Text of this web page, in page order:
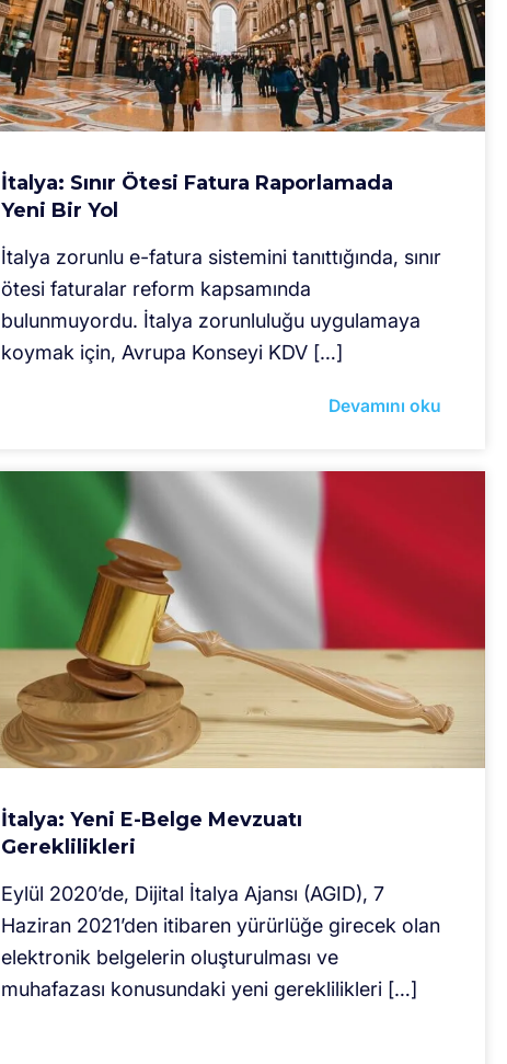
İtalya: Sınır Ötesi Fatura Raporlamada
Yeni Bir Yol
İtalya zorunlu e-fatura sistemini tanıttığında, sınır
ötesi faturalar reform kapsamında
bulunmuyordu. İtalya zorunluluğu uygulamaya
koymak için, Avrupa Konseyi KDV […]
Devamını oku
İtalya: Yeni E-Belge Mevzuatı
Gereklilikleri
Eylül 2020’de, Dijital İtalya Ajansı (AGID), 7
Haziran 2021’den itibaren yürürlüğe girecek olan
elektronik belgelerin oluşturulması ve
muhafazası konusundaki yeni gereklilikleri […]